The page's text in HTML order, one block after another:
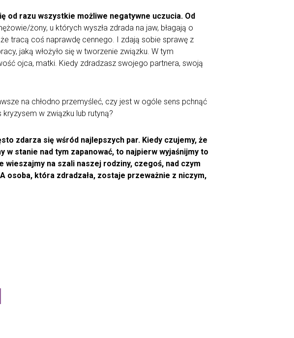
od razu wszystkie możliwe negatywne uczucia. Od
żony, u których wyszła zdrada na jaw, błagają o
tracą coś naprawdę cennego. I zdają sobie sprawę z
jaką włożyło się w tworzenie związku. W tym
ojca, matki. Kiedy zdradzasz swojego partnera, swoją
na chłodno przemyśleć, czy jest w ogóle sens pchnąć
w związku lub rutyną?
zdarza się wśród najlepszych par. Kiedy czujemy, że
stanie nad tym zapanować, to najpierw wyjaśnijmy to
na szali naszej rodziny, czegoś, nad czym
osoba, która zdradzała, zostaje przeważnie z niczym,